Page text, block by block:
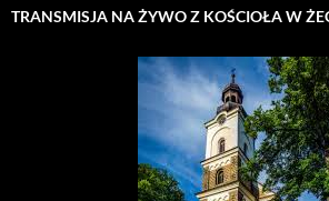
TRANSMISJA NA ŻYWO Z KOŚCIOŁA W